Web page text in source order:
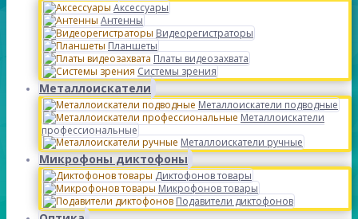
Аксессуары
Антенны
Видеорегистраторы
Планшеты
Платы видеозахвата
Системы зрения
Металлоискатели
Металлоискатели подводные
Металлоискатели
профессиональные
Металлоискатели ручные
Микрофоны диктофоны
Диктофонов товары
Микрофонов товары
Подавители диктофонов